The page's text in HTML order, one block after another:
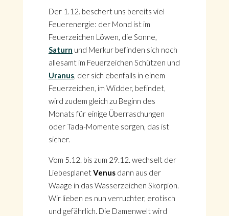
Der 1.12. beschert uns bereits viel
Feuerenergie: der Mond ist im
Feuerzeichen Löwen, die Sonne,
Saturn und Merkur befinden sich noch
allesamt im Feuerzeichen Schützen und
Uranus, der sich ebenfalls in einem
Feuerzeichen, im Widder, befindet,
wird zudem gleich zu Beginn des
Monats für einige Überraschungen
oder Tada-Momente sorgen, das ist
sicher.
Vom 5.12. bis zum 29.12. wechselt der
LiebesplanetVenusdann aus der
Waage in das Wasserzeichen Skorpion.
Wir lieben es nun verruchter, erotisch
und gefährlich. Die Damenwelt wird